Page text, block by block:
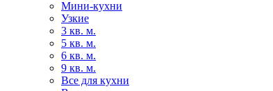
Мини-кухни
Узкие
3 кв. м.
5 кв. м.
6 кв. м.
9 кв. м.
Все для кухни